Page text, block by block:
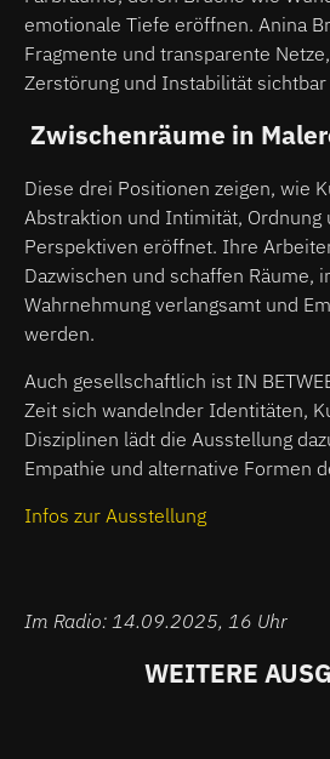
emotionale Tiefe eröffnen. Anina
Fragmente und transparente
Zerstörung und Instabilität sichtbar
Zwischenräume in
Diese drei Positionen zeigen, wie
Abstraktion und Intimität, Ordnung
Perspektiven eröffnet. Ihre
Dazwischen und schaffen Räume,
Wahrnehmung verlangsamt und
werden.
Auch gesellschaftlich ist IN
Zeit sich wandelnder Identitäten,
Disziplinen lädt die Ausstellung
Empathie und alternative Formen
Infos zur Ausstellung
Im Radio: 14.09.2025, 16 Uhr
WEITERE